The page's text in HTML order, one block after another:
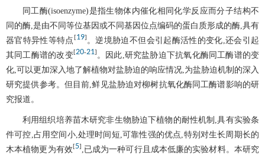
同工酶(isoenzyme)是指生物体内催化相同化学反应而分子结构不
同的酶,是由不同等位基因或不同基因位点编码的蛋白质形成的酶,具有
器官特异性等特点 [19] 。逆境胁迫不但会引起酶活性的变化,还会引起
其同工酶谱的改变[20-21] 。因此,研究盐胁迫下抗氧化酶同工酶谱的变
化,可以更加深入地了解植物对盐胁迫的响应情况,为盐胁迫机制的深入
研究提供参考。但目前,鲜见盐胁迫对柳树抗氧化酶同工酶谱影响的研
究报道。
利用组织培养苗木研究非生物胁迫下植物的耐性机制,具有实验条
件可控,占用空间小,处理时间短,可靠性强的优点,特别对生长周期长的
木本植物更为有效[5]
,已成为一种可行且成本低廉的实验材料。本研究